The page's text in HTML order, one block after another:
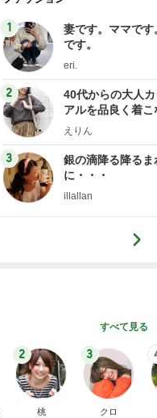
1
妻です。ママです
です。
eri.
2
40代からの大人
アルを品良く着こ
ファッションブロ
えりん
3
銀の滴降る降るま
に・・・
illallan
すべて見る
2
桃
3
クロ